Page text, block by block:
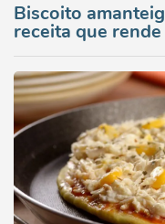
Biscoito
receita que